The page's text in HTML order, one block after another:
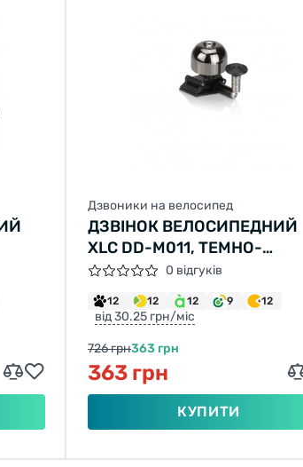
Дзвоники на велосипед
ДЗВІНОК ВЕЛОСИПЕДНИЙ
XLC DD-M011, ТЕМНО-
СРІБНИЙ 0 відгуків
12 12 12 9 12
від 30.25 грн/міс
726 грн363 грн
363 грн
КУПИТИ